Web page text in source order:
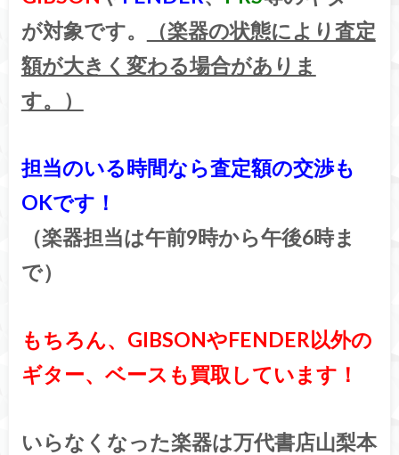
が対象です。
（楽器の状態により査定
額が大きく変わる場合がありま
す。）
担当のいる時間なら査定額の交渉も
OKです！
（楽器担当は午前9時から午後6時ま
で）
もちろん、GIBSONやFENDER以外の
ギター、ベースも買取しています！
いらなくなった楽器は万代書店山梨本